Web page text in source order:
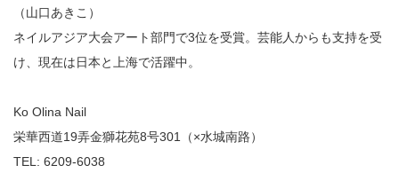
（山口あきこ）
ネイルアジア大会アート部門で3位を受賞。芸能人からも支持を受
け、現在は日本と上海で活躍中。
Ko Olina Nail
栄華西道19弄金獅花苑8号301（×水城南路）
TEL: 6209-6038